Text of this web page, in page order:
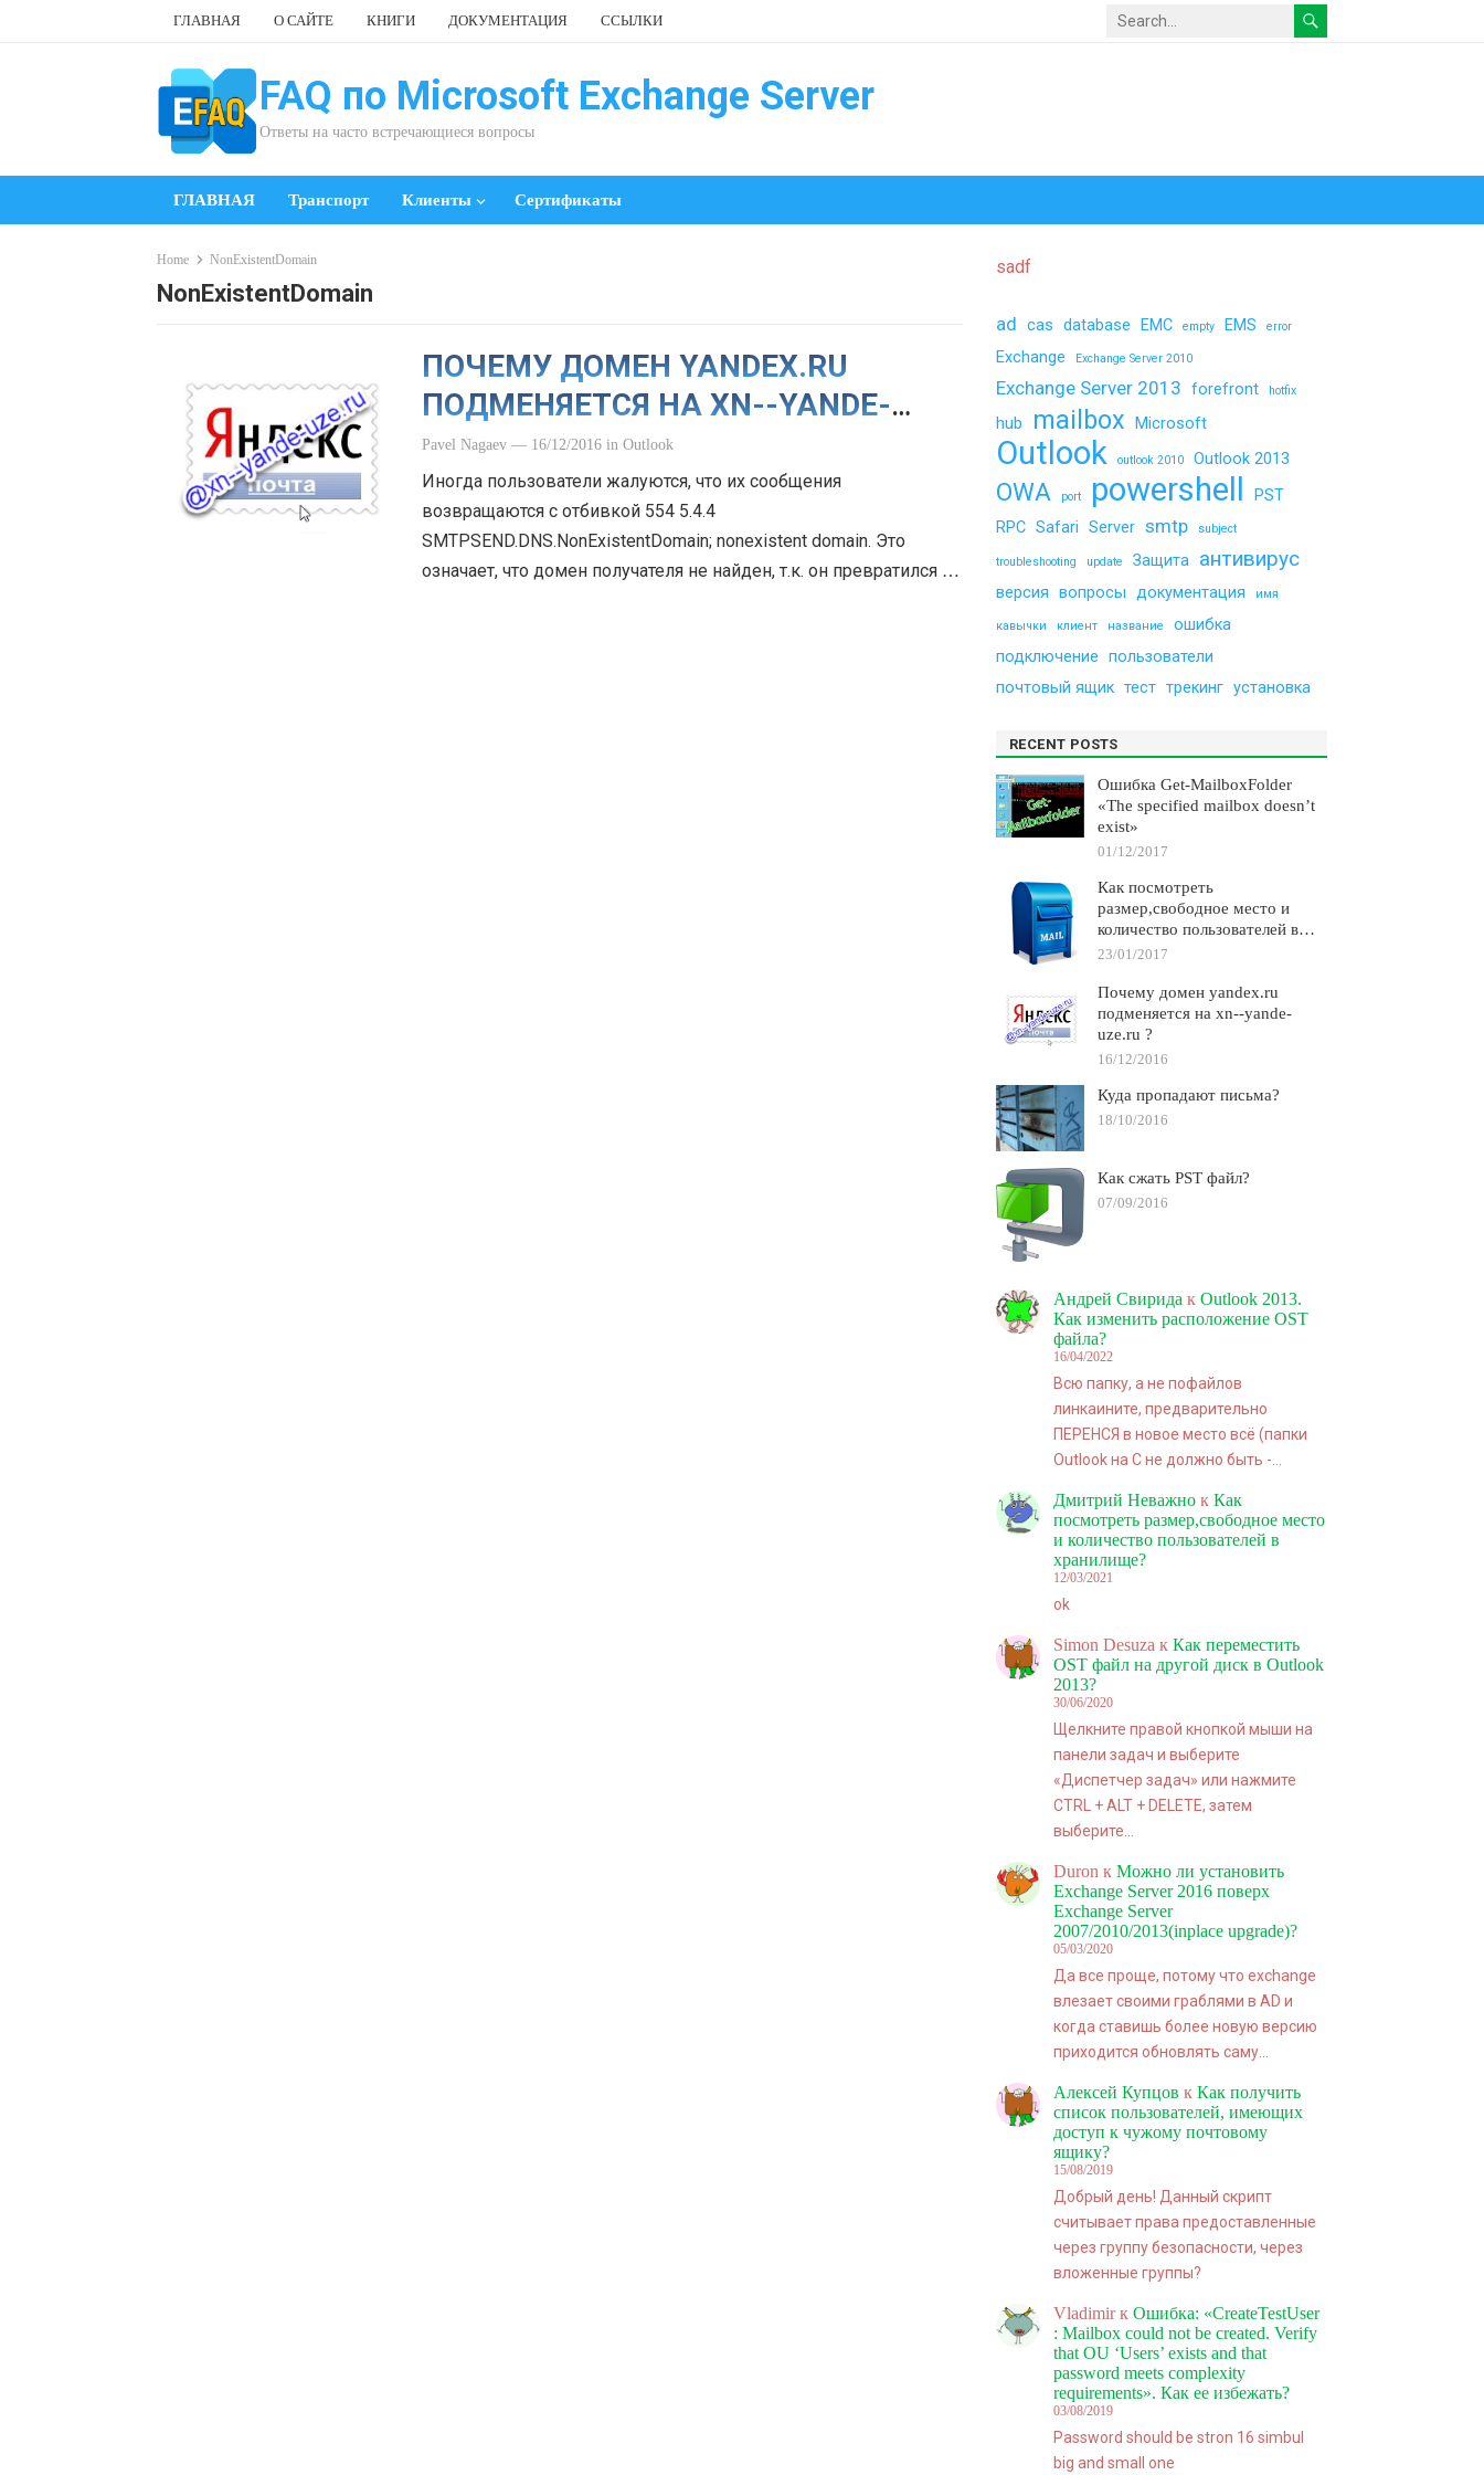
ГЛАВНАЯ О САЙТЕ КНИГИ ДОКУМЕНТАЦИЯ ССЫЛКИ
FAQ по Microsoft Exchange Server
Ответы на часто встречающиеся вопросы
ГЛАВНАЯ Транспорт Клиенты Сертификаты
Home NonExistentDomain
NonExistentDomain
ПОЧЕМУ ДОМЕН YANDEX.RU
ПОДМЕНЯЕТСЯ НА XN--YANDE-
UZE.RU ?
Pavel Nagaev — 16/12/2016 in Outlook
Иногда пользователи жалуются, что их сообщения
возвращаются с отбивкой 554 5.4.4
SMTPSEND.DNS.NonExistentDomain; nonexistent domain. Это
означает, что домен получателя не найден, т.к. он превратился из
sadf
ad cas database EMC empty EMS error
Exchange Exchange Server 2010
Exchange Server 2013 forefront hotfix
hub mailbox Microsoft
Outlook outlook 2010 Outlook 2013
OWA port powershell
PST
RPC Safari Server smtp subject
troubleshooting update Защита антивирус
версия вопросы документация имя
кавычки клиент название
ошибка
подключение пользователи
почтовый ящик тест трекинг установка
RECENT POSTS
Ошибка Get-MailboxFolder
«The specified mailbox doesn’t
exist»
01/12/2017
Как посмотреть
размер,свободное место и
количество пользователей в
хранилище?
23/01/2017
Почему домен yandex.ru
подменяется на xn--yande-
uze.ru ?
16/12/2016
Куда пропадают письма?
18/10/2016
Как сжать PST файл?
07/09/2016
Андрей Свирида к Outlook 2013.
Как изменить расположение OST
файла?
16/04/2022
Всю папку, а не пофайлов
линкаините, предварительно
ПЕРЕНСЯ в новое место всё (папки
Outlook на C не должно быть -…
Дмитрий Неважно к Как
посмотреть размер,свободное место
и количество пользователей в
хранилище?
12/03/2021
ok
Simon Desuza к Как переместить
OST файл на другой диск в Outlook
2013?
30/06/2020
Щелкните правой кнопкой мыши на
панели задач и выберите
«Диспетчер задач» или нажмите
CTRL + ALT + DELETE, затем
выберите…
Duron к Можно ли установить
Exchange Server 2016 поверх
Exchange Server
2007/2010/2013(inplace upgrade)?
05/03/2020
Да все проще, потому что exchange
влезает своими граблями в AD и
когда ставишь более новую версию
приходится обновлять саму…
Алексей Купцов к Как получить
список пользователей, имеющих
доступ к чужому почтовому
ящику?
15/08/2019
Добрый день! Данный скрипт
считывает права предоставленные
через группу безопасности, через
вложенные группы?
Vladimirк Ошибка: «CreateTestUser
: Mailbox could not be created. Verify
that OU ‘Users’ exists and that
password meets complexity
requirements». Как ее избежать?
03/08/2019
Password should be stron 16 simbul
big and small one